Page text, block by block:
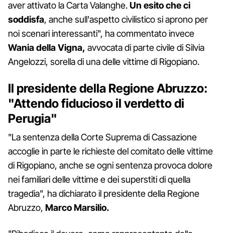
aver attivato la Carta Valanghe.Un esito che ci
soddisfa, anche sull'aspetto civilistico si aprono per
noi scenari interessanti", ha commentato invece
Wania della Vigna, avvocata di parte civile di Silvia
Angelozzi, sorella di una delle vittime di Rigopiano.
Il presidente della Regione Abruzzo:
"Attendo fiducioso il verdetto di
Perugia"
"La sentenza della Corte Suprema di Cassazione
accoglie in parte le richieste del comitato delle vittime
di Rigopiano, anche se ogni sentenza provoca dolore
nei familiari delle vittime e dei superstiti di quella
tragedia", ha dichiarato il presidente della Regione
Abruzzo, Marco Marsilio.